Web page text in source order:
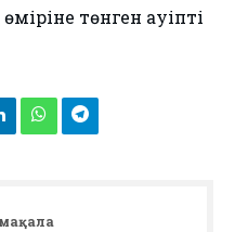
төнген қауіпті